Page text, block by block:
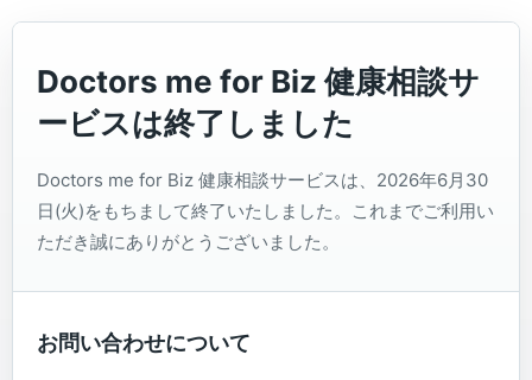
Doctors me for Biz 健康相談サ
ービスは終了しました
Doctors me for Biz 健康相談サービスは、2026年6月30
日(火)をもちまして終了いたしました。これまでご利用い
ただき誠にありがとうございました。
お問い合わせについて